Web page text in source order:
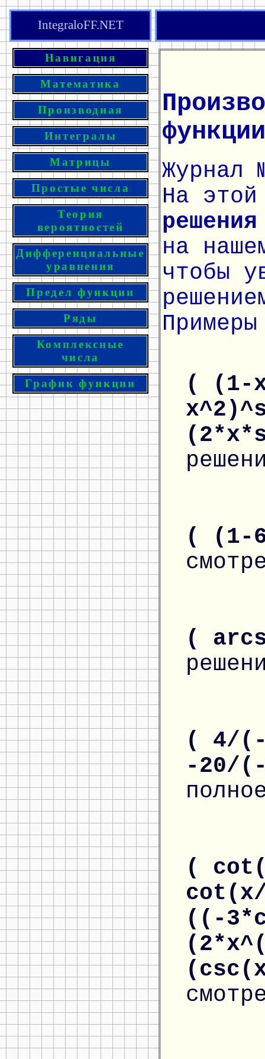
IntegraloFF.NET
Навигация
Математика
Производная
Интегралы
Матрицы
Простые числа
Теория
вероятностей
Дифференциальные
уравнения
Предел функции
Ряды
Комплексные
числа
График функции
Журнал
На
на
чтобы
( (1-
( (1-
(
( 4/(-
-20/
(
((-